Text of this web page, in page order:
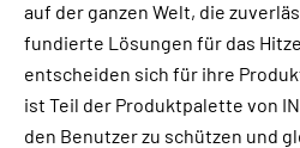
auf der ganzen Welt, die
fundierte Lösungen für das
entscheiden sich für ihre
ist Teil der Produktpalette von
den Benutzer zu schützen und